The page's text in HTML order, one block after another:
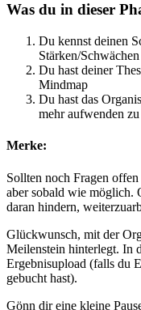
Was du in dieser
Du kennst deinen
Stärken/
Du hast deiner
Mindmap
Du hast das
mehr aufwenden zu
Merke:
Sollten noch Fragen
aber sobald wie möglich.
daran hindern,
Glückwunsch, mit der
Meilenstein hinterlegt. In
Ergebnisupload (falls du
gebucht hast).
Gönn dir eine kleine